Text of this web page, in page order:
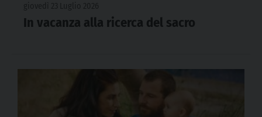
In vacanza alla ricerca del sacro